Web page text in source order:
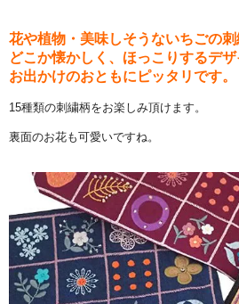
花や植物・美味しそうないちごの刺
どこか懐かしく、ほっこりするデ
お出かけのおともにピッタリです。
15種類の刺繍柄をお楽しみ頂けます。
裏面のお花も可愛いですね。